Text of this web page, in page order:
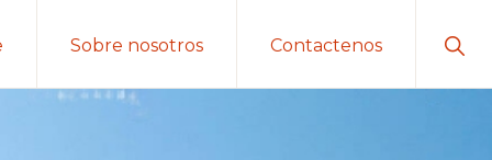
Sobre nosotros Contactenos